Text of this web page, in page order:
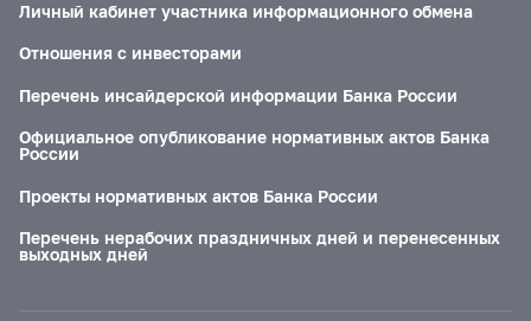
Личный кабинет участника информационного обмена
Отношения с инвесторами
Перечень инсайдерской информации Банка России
Официальное опубликование нормативных актов Банка
России
Проекты нормативных актов Банка России
Перечень нерабочих праздничных дней и перенесенных
выходных дней